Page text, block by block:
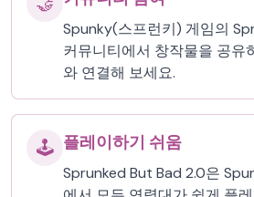
Spunky(스프런키) 게임의
커뮤니티에서 창작물을 공유
와 연결해 보세요.
🕹️ 플레이하기 쉬움
Sprunked But Bad 2.0은